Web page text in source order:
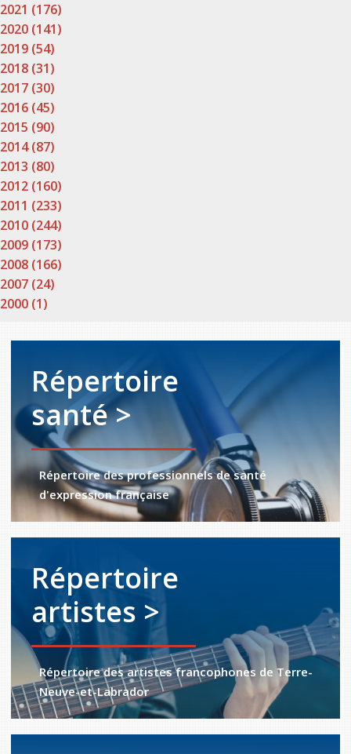
2021 (176)
2020 (141)
2019 (54)
2018 (31)
2017 (30)
2016 (45)
2015 (90)
2014 (87)
2013 (80)
2012 (160)
2011 (233)
2010 (244)
2009 (173)
2008 (166)
2007 (24)
2000 (1)
Répertoire
santé >
Répertoire des professionnels de santé
d'expression française
Répertoire
artistes >
Répertoire des artistes francophones de Terre-
Neuve-et-Labrador